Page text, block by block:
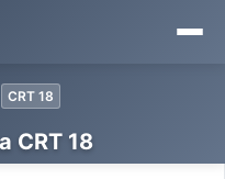
CRT 18
CRT 18